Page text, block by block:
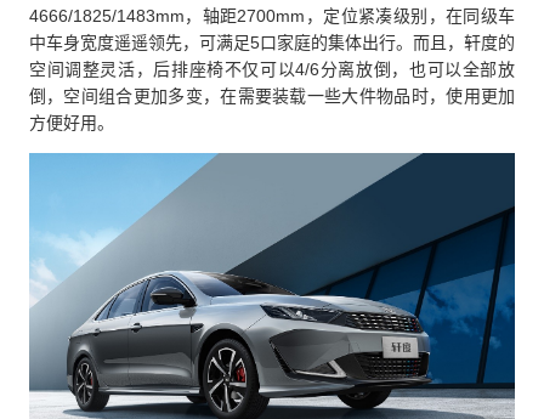
4666/1825/1483mm，轴距2700mm，定位紧凑级别，在同级车
中车身宽度遥遥领先，可满足5口家庭的集体出行。而且，轩度的
空间调整灵活，后排座椅不仅可以4/6分离放倒，也可以全部放
倒，空间组合更加多变，在需要装载一些大件物品时，使用更加
方便好用。